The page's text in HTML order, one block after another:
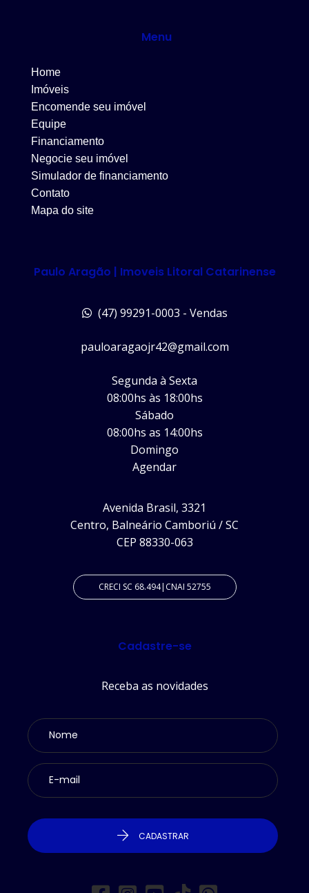
Menu
Home
Imóveis
Encomende seu imóvel
Equipe
Financiamento
Negocie seu imóvel
Simulador de financiamento
Contato
Mapa do site
Paulo Aragão | Imoveis Litoral Catarinense
(47) 99291-0003 - Vendas
pauloaragaojr42@gmail.com
Segunda à Sexta
08:00hs às 18:00hs
Sábado
08:00hs as 14:00hs
Domingo
Agendar
Avenida Brasil, 3321
Centro, Balneário Camboriú / SC
CEP 88330-063
CRECI SC 68.494|CNAI 52755
Cadastre-se
Receba as novidades
CADASTRAR